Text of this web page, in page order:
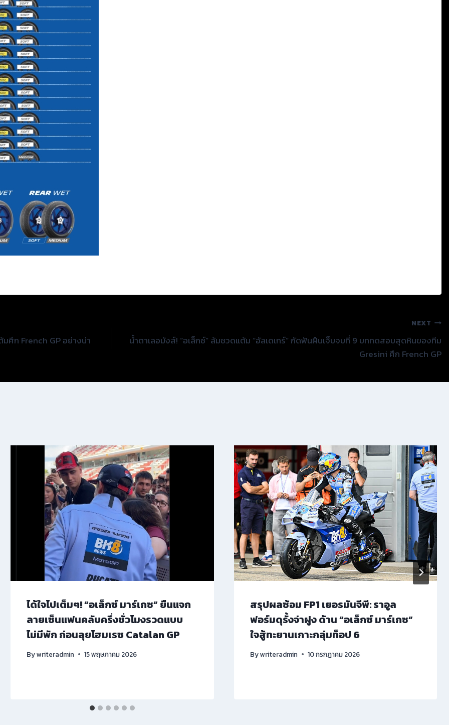
ศึก French GP อย่างน่า
NEXT
น้ำตาเลอมังส์! “อเล็กซ์” ล้มชวดแต้ม “อัลเดเกร์” กัดฟันฝืนเจ็บจบที่ 9 บททดสอบสุดหินของทีม
Gresini ศึก French GP
ได้ใจไปเต็มๆ! “อเล็กซ์ มาร์เกซ” ยืนแจก
ลายเซ็นแฟนคลับครึ่งชั่วโมงรวดแบบ
ไม่มีพัก ก่อนลุยโฮมเรซ Catalan GP
Bywriteradmin 15 พฤษภาคม 2026
สรุปผลซ้อม FP1 เยอรมันจีพี: ราอูล
ฟอร์มดุรั้งจ่าฝูง ด้าน “อเล็กซ์ มาร์เกซ”
ใจสู้ทะยานเกาะกลุ่มท็อป 6
Bywriteradmin 10 กรกฎาคม 2026